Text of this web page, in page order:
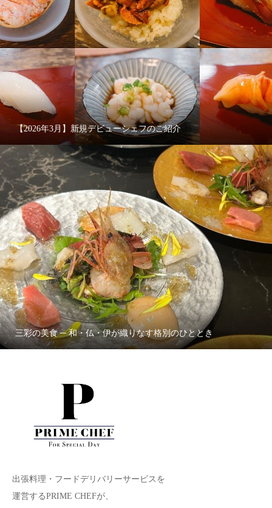
【2026年3月】新規デビューシェフのご紹介
三彩の美食 ─ 和・仏・伊が織りなす格別のひととき
出張料理・フードデリバリーサービスを
運営するPRIME CHEFが、